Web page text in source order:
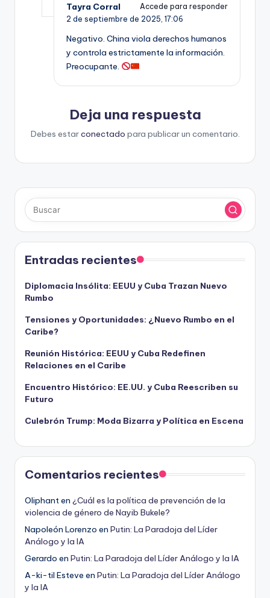
Tayra Corral
Accede para responder
2 de septiembre de 2025, 17:06
Negativo. China viola derechos humanos
y controla estrictamente la información.
Preocupante.
Deja una respuesta
Debes estarconectado para publicar un comentario.
Entradas recientes
Diplomacia Insólita: EEUU y Cuba Trazan Nuevo
Rumbo
Tensiones y Oportunidades: ¿Nuevo Rumbo en el
Caribe?
Reunión Histórica: EEUU y Cuba Redefinen
Relaciones en el Caribe
Encuentro Histórico: EE.UU. y Cuba Reescriben su
Futuro
Culebrón Trump: Moda Bizarra y Política en Escena
Comentarios recientes
Oliphanten ¿Cuál es la política de prevención de la
violencia de género de Nayib Bukele?
Napoleón Lorenzo en Putin: La Paradoja del Líder
Análogo y la IA
Gerardo en Putin: La Paradoja del Líder Análogo y la IA
A-ki-til Esteve en Putin: La Paradoja del Líder Análogo
y la IA